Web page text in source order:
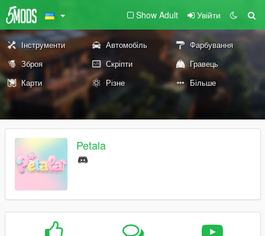
Show Adult Увійти
Інструменти Автомобіль
Фарбування
Зброя
Скріпти
Гравець
Карти
Різне Більше
Petala